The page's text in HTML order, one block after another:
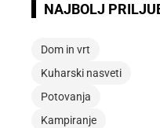
NAJBOLJ
Dom in vrt
Kuharski nasveti
Potovanja
Kampiranje